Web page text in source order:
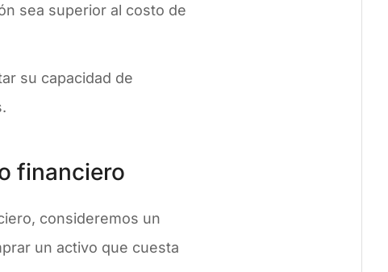
sea superior al costo de
su capacidad de
financiero
consideremos un
un activo que cuesta